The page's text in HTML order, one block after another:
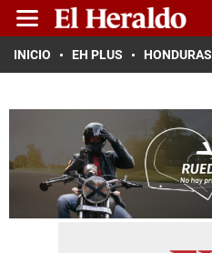
INICIO EH PLUS HONDURAS